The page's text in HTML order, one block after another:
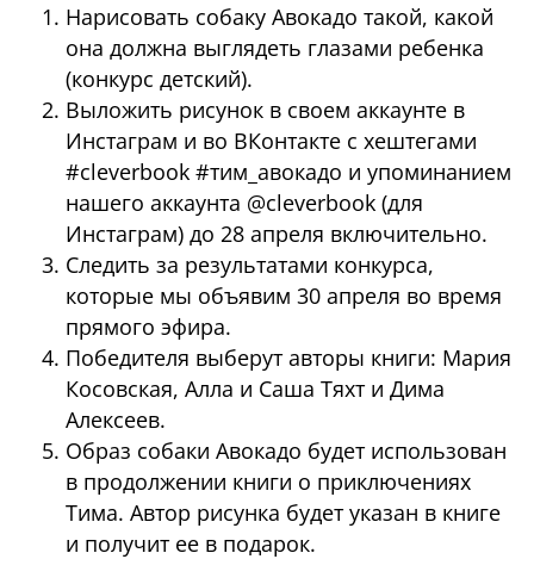
Нарисовать собаку Авокадо такой, какой
она должна выглядеть глазами ребенка
(конкурс детский).
Выложить рисунок в своем аккаунте в
Инстаграм и во ВКонтакте с хештегами
#cleverbook #тим_авокадо и упоминанием
нашего аккаунта @cleverbook (для
Инстаграм) до 28 апреля включительно.
Следить за результатами конкурса,
которые мы объявим 30 апреля во время
прямого эфира.
Победителя выберут авторы книги: Мария
Косовская, Алла и Саша Тяхт и Дима
Алексеев.
Образ собаки Авокадо будет использован
в продолжении книги о приключениях
Тима. Автор рисунка будет указан в книге
и получит ее в подарок.